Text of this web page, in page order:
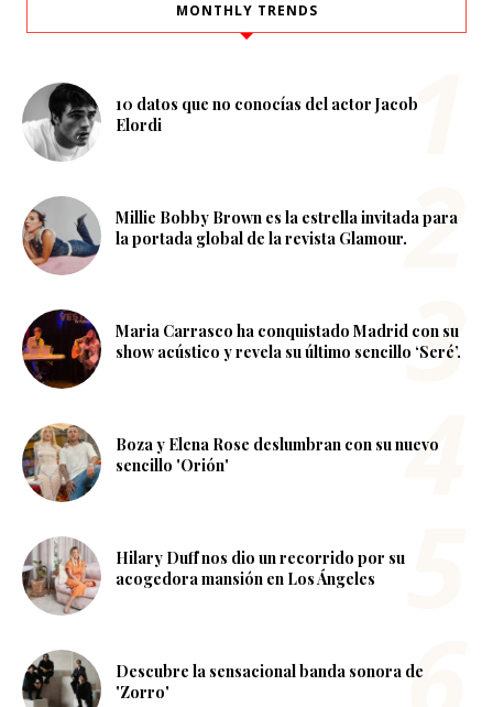
MONTHLY TRENDS
10 datos que no conocías del actor Jacob
Elordi
Millie Bobby Brown es la estrella invitada para
la portada global de la revista Glamour.
Maria Carrasco ha conquistado Madrid con su
show acústico y revela su último sencillo ‘Seré’.
Boza y Elena Rose deslumbran con su nuevo
sencillo 'Orión'
Hilary Duff nos dio un recorrido por su
acogedora mansión en Los Ángeles
Descubre la sensacional banda sonora de
'Zorro'